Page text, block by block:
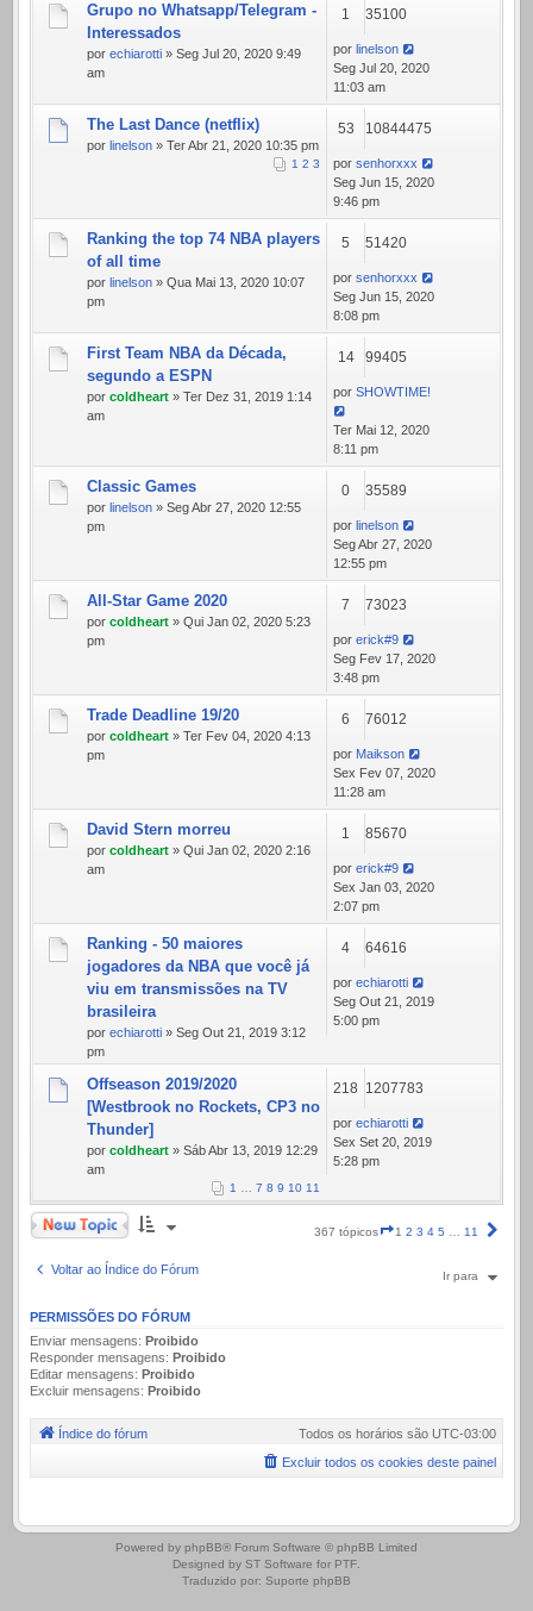
Grupo no Whatsapp/Telegram -
Interessados
por echiarotti » Seg Jul 20, 2020 9:49
am
1 35100
por linelson
Seg Jul 20, 2020
11:03 am
The Last Dance (netflix)
por linelson » Ter Abr 21, 2020 10:35 pm
1 2 3
53 10844475
por senhorxxx
Seg Jun 15, 2020
9:46 pm
Ranking the top 74 NBA players
of all time
por linelson » Qua Mai 13, 2020 10:07
pm
5 51420
por senhorxxx
Seg Jun 15, 2020
8:08 pm
First Team NBA da Década,
segundo a ESPN
por coldheart » Ter Dez 31, 2019 1:14
am
14 99405
por SHOWTIME!
Ter Mai 12, 2020
8:11 pm
Classic Games
por linelson » Seg Abr 27, 2020 12:55
pm
0 35589
por linelson
Seg Abr 27, 2020
12:55 pm
All-Star Game 2020
por coldheart » Qui Jan 02, 2020 5:23
pm
7 73023
por erick#9
Seg Fev 17, 2020
3:48 pm
Trade Deadline 19/20
por coldheart » Ter Fev 04, 2020 4:13
pm
6 76012
por Maikson
Sex Fev 07, 2020
11:28 am
David Stern morreu
por coldheart » Qui Jan 02, 2020 2:16
am
1 85670
por erick#9
Sex Jan 03, 2020
2:07 pm
Ranking - 50 maiores
jogadores da NBA que você já
viu em transmissões na TV
brasileira
por echiarotti » Seg Out 21, 2019 3:12
pm
4 64616
por echiarotti
Seg Out 21, 2019
5:00 pm
Offseason 2019/2020
[Westbrook no Rockets, CP3 no
Thunder]
por coldheart » Sáb Abr 13, 2019 12:29
am
1 … 7 8 9 10 11
218 1207783
por echiarotti
Sex Set 20, 2019
5:28 pm
Novo Tópico
367 tópicos
Página
1 2 3 4 5 … 11
Voltar ao Índice do Fórum Ir para
PERMISSÕES DO FÓRUM
Enviar mensagens: Proibido
Responder mensagens: Proibido
Editar mensagens: Proibido
Excluir mensagens: Proibido
Índice do fórum Todos os horários são UTC-03:00
Excluir todos os cookies deste painel
.
Powered by phpBB® Forum Software © phpBB Limited
Designed by ST Software for PTF.
Traduzido por: Suporte phpBB